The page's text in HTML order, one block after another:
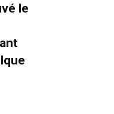
le